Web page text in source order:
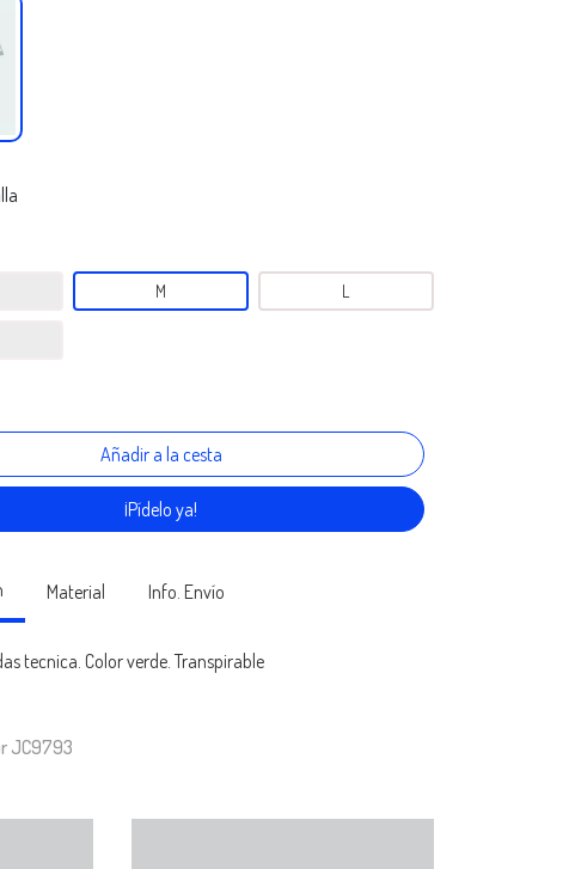
M L
¡Pídelo ya!
Material Info. Envío
tecnica. Color verde. Transpirable
JC9793